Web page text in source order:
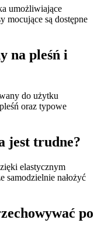
umożliwiające
mocujące są dostępne
na pleśń i
do użytku
oraz typowe
jest trudne?
elastycznym
samodzielnie nałożyć
po